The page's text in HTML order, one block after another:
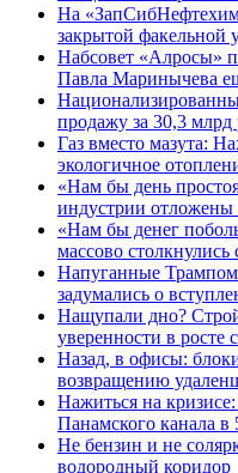
На
закрытой факельной
Набсовет «Алросы»
Павла Маринычева
продажу за 30,3 млрд
Газ вместо мазута:
экологичное
«Нам бы день
индустрии
«Нам бы денег
массово
Напуганные
задумались о
Нащупали дно?
уверенности в росте
Назад, в офисы:
возвращению
Нажиться на
Панамского канала в
Не бензин и не
водородный коридор